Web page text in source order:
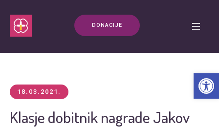
DONACIJE
18.03.2021.
Klasje dobitnik nagrade Jakov